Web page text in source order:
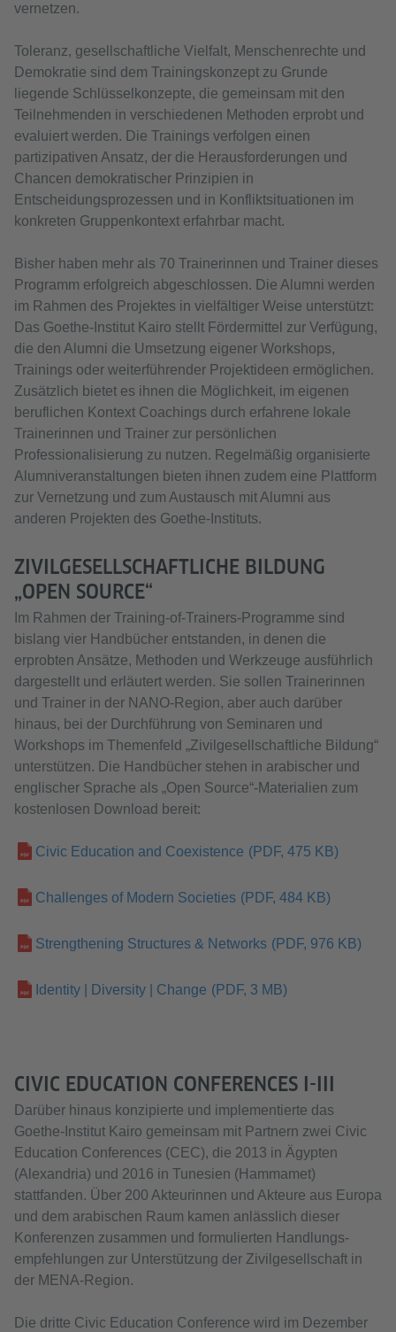
vernetzen.
Toleranz, gesellschaftliche Vielfalt, Menschenrechte und
Demokratie sind dem Trainingskonzept zu Grunde
liegende Schlüsselkonzepte, die gemeinsam mit den
Teilnehmenden in verschiedenen Methoden erprobt und
evaluiert werden. Die Trainings verfolgen einen
partizipativen Ansatz, der die Herausforderungen und
Chancen demokratischer Prinzipien in
Entscheidungsprozessen und in Konfliktsituationen im
konkreten Gruppenkontext erfahrbar macht.
Bisher haben mehr als 70 Trainerinnen und Trainer dieses
Programm erfolgreich abgeschlossen. Die Alumni werden
im Rahmen des Projektes in vielfältiger Weise unterstützt:
Das Goethe-Institut Kairo stellt Fördermittel zur Verfügung,
die den Alumni die Umsetzung eigener Workshops,
Trainings oder weiterführender Projektideen ermöglichen.
Zusätzlich bietet es ihnen die Möglichkeit, im eigenen
beruflichen Kontext Coachings durch erfahrene lokale
Trainerinnen und Trainer zur persönlichen
Professionalisierung zu nutzen. Regelmäßig organisierte
Alumniveranstaltungen bieten ihnen zudem eine Plattform
zur Vernetzung und zum Austausch mit Alumni aus
anderen Projekten des Goethe-Instituts.
ZIVILGESELLSCHAFTLICHE BILDUNG
„OPEN SOURCE“
Im Rahmen der Training-of-Trainers-Programme sind
bislang vier Handbücher entstanden, in denen die
erprobten Ansätze, Methoden und Werkzeuge ausführlich
dargestellt und erläutert werden. Sie sollen Trainerinnen
und Trainer in der NANO-Region, aber auch darüber
hinaus, bei der Durchführung von Seminaren und
Workshops im Themenfeld „Zivilgesellschaftliche Bildung“
unterstützen. Die Handbücher stehen in arabischer und
englischer Sprache als „Open Source“-Materialien zum
kostenlosen Download bereit:
Civic Education and Coexistence (PDF, 475 KB)
Challenges of Modern Societies (PDF, 484 KB)
Strengthening Structures & Networks (PDF, 976 KB)
Identity | Diversity | Change (PDF, 3 MB)
CIVIC EDUCATION CONFERENCES I-III
Darüber hinaus konzipierte und implementierte das
Goethe-Institut Kairo gemeinsam mit Partnern zwei Civic
Education Conferences (CEC), die 2013 in Ägypten
(Alexandria) und 2016 in Tunesien (Hammamet)
stattfanden. Über 200 Akteurinnen und Akteure aus Europa
und dem arabischen Raum kamen anlässlich dieser
Konferenzen zusammen und formulierten Handlungs­
empfehlungen zur Unterstützung der Zivilgesellschaft in
der MENA-Region.
Die dritte Civic Education Conference wird im Dezember